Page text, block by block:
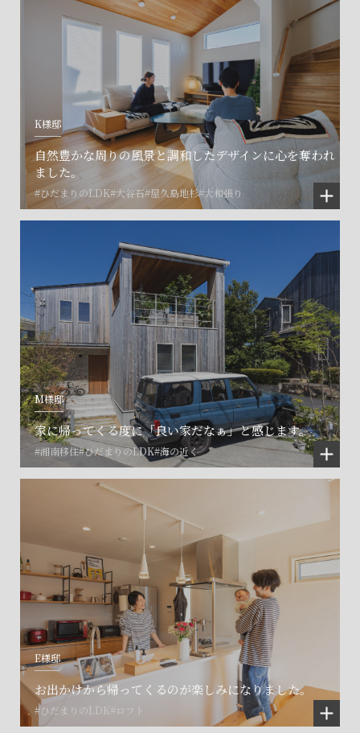
K様邸
自然豊かな周りの風景と調和したデザインに心を奪われ
ました。
#ひだまりのLDK#大谷石#屋久島地杉#大和張り
M様邸
家に帰ってくる度に「良い家だなぁ」と感じます。
#湘南移住#ひだまりのLDK#海の近く
E様邸
お出かけから帰ってくるのが楽しみになりました。
#ひだまりのLDK#ロフト
©SET inc.